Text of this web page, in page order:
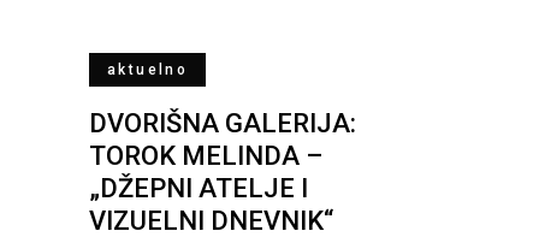
aktuelno
DVORIŠNA GALERIJA:
TOROK MELINDA –
„DŽEPNI ATELJE I
VIZUELNI DNEVNIK“